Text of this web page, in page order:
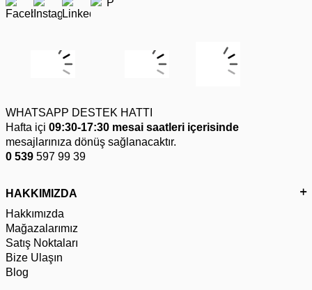
WHATSAPP DESTEK HATTI
Hafta içi 09:30-17:30 mesai saatleri içerisinde
mesajlarınıza dönüş sağlanacaktır.
0 539 597 99 39
HAKKIMIZDA
Hakkımızda
Mağazalarımız
Satış Noktaları
Bize Ulaşın
Blog